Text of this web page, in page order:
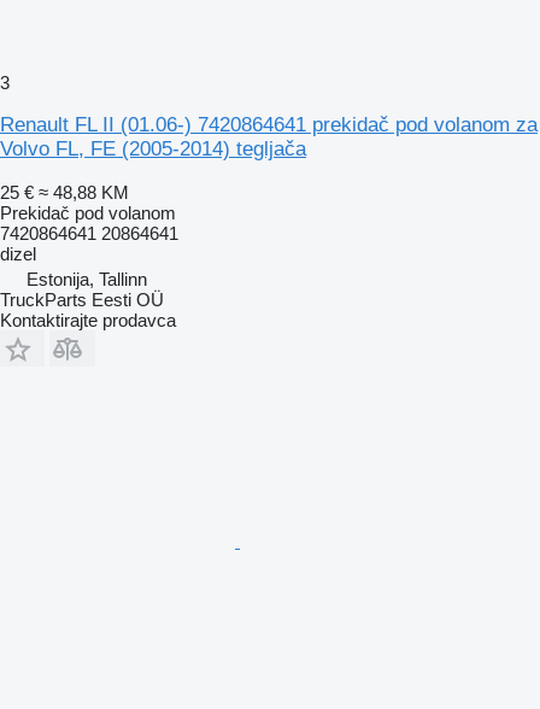
3
Renault FL II (01.06-) 7420864641 prekidač pod volanom za
Volvo FL, FE (2005-2014) tegljača
25 € ≈ 48,88 KM
Prekidač pod volanom
7420864641 20864641
dizel
Estonija, Tallinn
TruckParts Eesti OÜ
Kontaktirajte prodavca